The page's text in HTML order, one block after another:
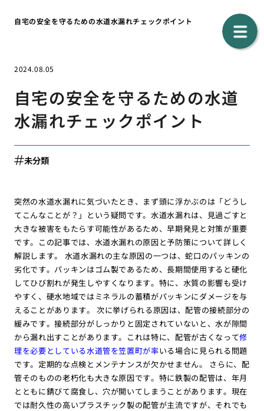
自宅の安全を守るための水道水漏れチェックポイント
2024.08.05
自宅の安全を守るための水道
水漏れチェックポイント
未分類
突然の水道水漏れに気づいたとき、まず頭に浮かぶのは「どうし
てこんなことが？」という疑問です。水道水漏れは、見過ごすと
大きな被害をもたらす可能性があるため、早期発見と対策が重要
です。この記事では、水道水漏れの原因と予防策について詳しく
解説します。 水道水漏れの主な原因の一つは、蛇口のパッキンの
劣化です。パッキンはゴム製であるため、長期間使用すると硬化
してひび割れが発生しやすくなります。特に、水質の影響も受け
やすく、硬水地域ではミネラルの蓄積がパッキンにダメージを与
えることがあります。 次に挙げられる原因は、配管の接続部分の
緩みです。接続部分がしっかりと固定されていないと、水が隙間
から漏れ出すことがあります。これは特に、配管が古くなって修
理を必要としている水道管を笠置町が率いる場合に見られる問題
です。定期的な点検とメンテナンスが欠かせません。 さらに、配
管そのものの老朽化も大きな原因です。特に鉄製の配管は、年月
とともに錆びて腐食し、穴が開いてしまうことがあります。現在
では耐久性の高いプラスチック製の配管が主流ですが、それでも